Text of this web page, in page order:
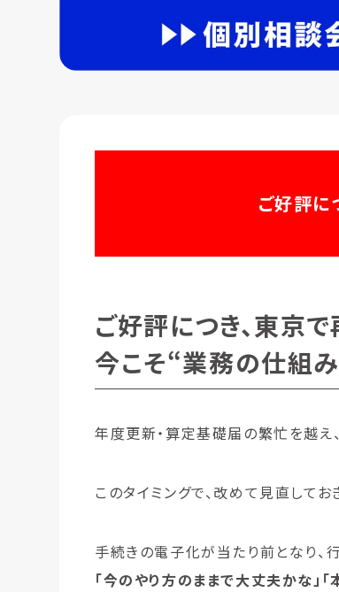
ご好評に
ご好評につき、東京
今こそ“業務の仕組
年度更新・算定基礎届の繁忙を越え
このタイミングで、改めて見直して
手続きの電子化が当たり前となり、
「今のやり方のままで大丈夫かな」